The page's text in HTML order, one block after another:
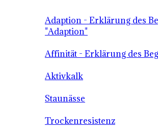
Adaption - Erklärung des
"Adaption"
Affinität - Erklärung des
Aktivkalk
Staunässe
Trockenresistenz